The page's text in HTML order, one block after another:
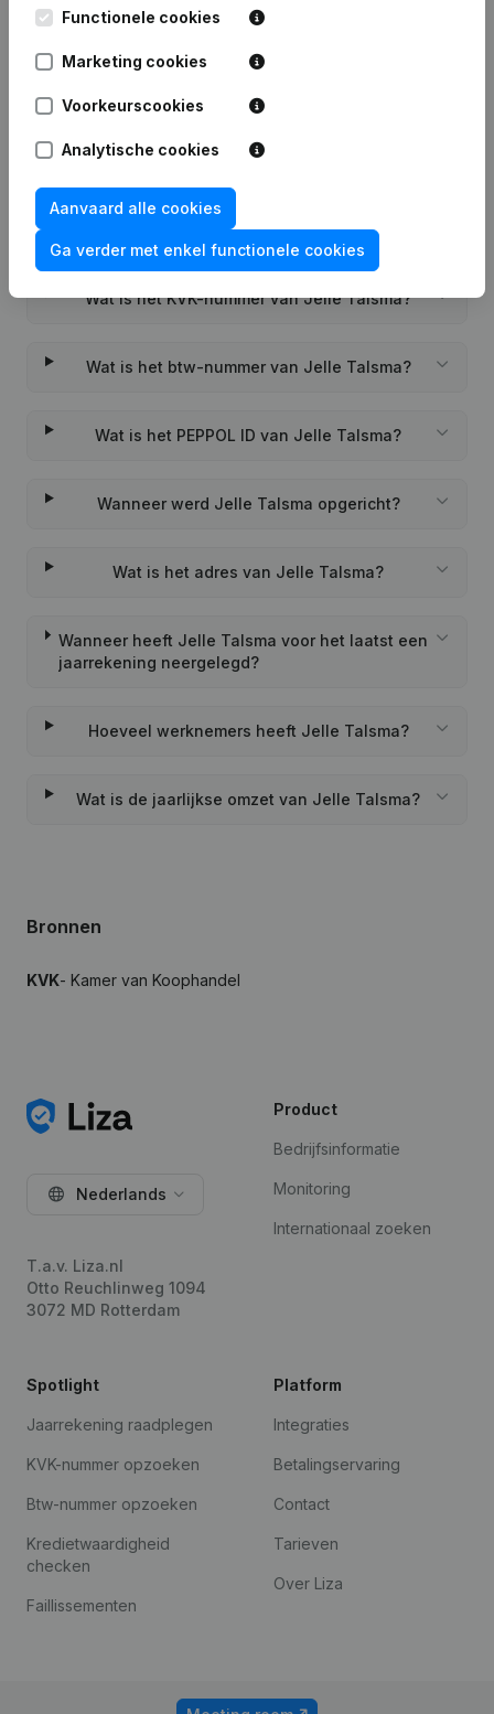
vermogen
Personeel
Veelgestelde vragen
Wat is het KVK-nummer van Jelle Talsma?
Wat is het btw-nummer van Jelle Talsma?
Wat is het PEPPOL ID van Jelle Talsma?
Wanneer werd Jelle Talsma opgericht?
Wat is het adres van Jelle Talsma?
Wanneer heeft Jelle Talsma voor het laatst een
jaarrekening neergelegd?
Hoeveel werknemers heeft Jelle Talsma?
Wat is de jaarlijkse omzet van Jelle Talsma?
Bronnen
KVK- Kamer van Koophandel
Functionele cookies
Marketing cookies
Voorkeurscookies
Analytische cookies
Aanvaard alle cookies
Ga verder met enkel functionele cookies
Nederlands
T.a.v. Liza.nl
Otto Reuchlinweg 1094
3072 MD Rotterdam
Product
Bedrijfsinformatie
Monitoring
Internationaal zoeken
Spotlight
Jaarrekening raadplegen
KVK-nummer opzoeken
Btw-nummer opzoeken
Kredietwaardigheid
checken
Faillissementen
Platform
Integraties
Betalingservaring
Contact
Tarieven
Over Liza